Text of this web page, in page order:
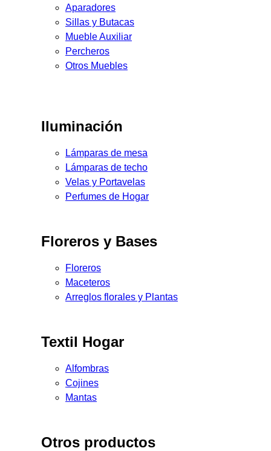
Aparadores
Sillas y Butacas
Mueble Auxiliar
Percheros
Otros Muebles
Iluminación
Lámparas de mesa
Lámparas de techo
Velas y Portavelas
Perfumes de Hogar
Floreros y Bases
Floreros
Maceteros
Arreglos florales y Plantas
Textil Hogar
Alfombras
Cojines
Mantas
Otros productos